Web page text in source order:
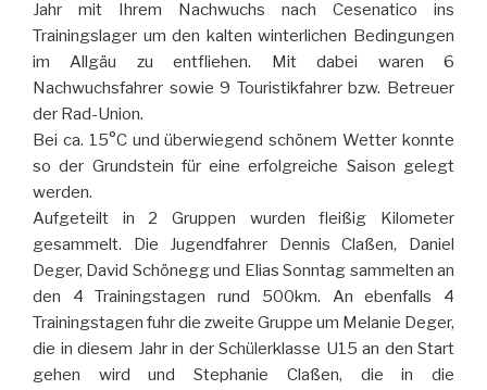
Jahr mit Ihrem Nachwuchs nach Cesenatico ins
Trainingslager um den kalten winterlichen Bedingungen
im Allgäu zu entfliehen. Mit dabei waren 6
Nachwuchsfahrer sowie 9 Touristikfahrer bzw. Betreuer
der Rad-Union.
Bei ca. 15°C und überwiegend schönem Wetter konnte
so der Grundstein für eine erfolgreiche Saison gelegt
werden.
Aufgeteilt in 2 Gruppen wurden fleißig Kilometer
gesammelt. Die Jugendfahrer Dennis Claßen, Daniel
Deger, David Schönegg und Elias Sonntag sammelten an
den 4 Trainingstagen rund 500km. An ebenfalls 4
Trainingstagen fuhr die zweite Gruppe um Melanie Deger,
die in diesem Jahr in der Schülerklasse U15 an den Start
gehen wird und Stephanie Claßen, die in die